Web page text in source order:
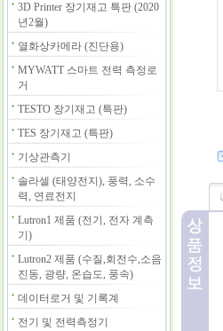
3D Printer 장기재고 특판 (2020
년2월)
열화상카메라 (진단용)
MYWATT 스마트 전력 측정로
거
TESTO 장기재고 (특판)
TES 장기재고 (특판)
기상관측기
솔라셀 (태양전지), 풍력, 소수
력, 연료전지
Lutron1 제품 (전기, 전자 계측
기)
Lutron2 제품 (수질,회전수,소음
진동, 광량, 온습도, 풍속)
데이터로거 및 기록계
전기 및 전력측정기